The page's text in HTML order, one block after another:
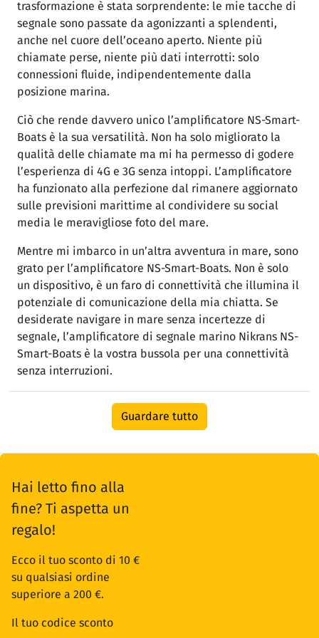
trasformazione è stata sorprendente: le mie tacche di
segnale sono passate da agonizzanti a splendenti,
anche nel cuore dell’oceano aperto. Niente più
chiamate perse, niente più dati interrotti: solo
connessioni fluide, indipendentemente dalla
posizione marina.
Ciò che rende davvero unico l’amplificatore NS-Smart-
Boats è la sua versatilità. Non ha solo migliorato la
qualità delle chiamate ma mi ha permesso di godere
l’esperienza di 4G e 3G senza intoppi. L’amplificatore
ha funzionato alla perfezione dal rimanere aggiornato
sulle previsioni marittime al condividere su social
media le meravigliose foto del mare.
Mentre mi imbarco in un’altra avventura in mare, sono
grato per l’amplificatore NS-Smart-Boats. Non è solo
un dispositivo, è un faro di connettività che illumina il
potenziale di comunicazione della mia chiatta. Se
desiderate navigare in mare senza incertezze di
segnale, l’amplificatore di segnale marino Nikrans NS-
Smart-Boats è la vostra bussola per una connettività
senza interruzioni.
Guardare tutto
Hai letto fino alla
fine? Ti aspetta un
regalo!
Ecco il tuo sconto di 10 €
su qualsiasi ordine
superiore a 200 €.
Il tuo codice sconto